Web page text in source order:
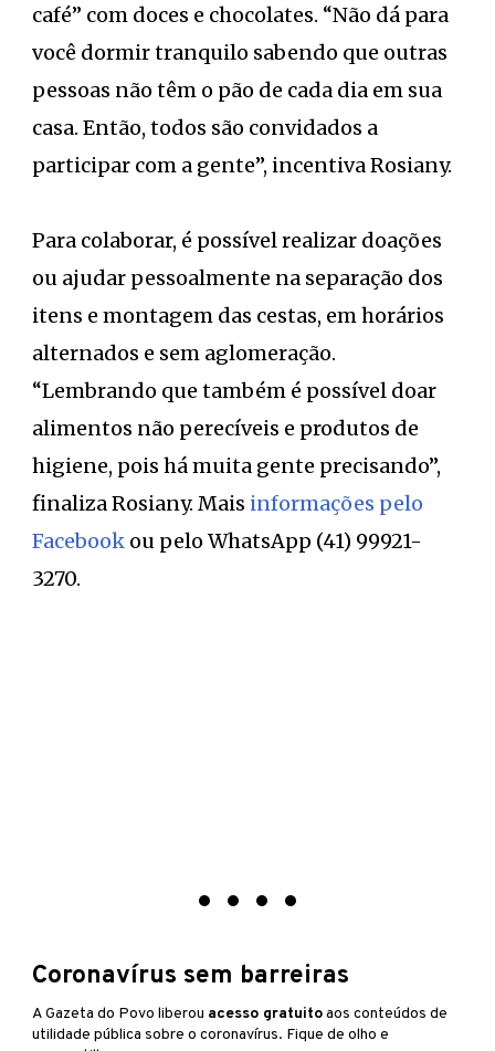
café” com doces e chocolates. “Não dá para
você dormir tranquilo sabendo que outras
pessoas não têm o pão de cada dia em sua
casa. Então, todos são convidados a
participar com a gente”, incentiva Rosiany.
Para colaborar, é possível realizar doações
ou ajudar pessoalmente na separação dos
itens e montagem das cestas, em horários
alternados e sem aglomeração.
“Lembrando que também é possível doar
alimentos não perecíveis e produtos de
higiene, pois há muita gente precisando”,
finaliza Rosiany. Mais informações pelo
Facebook ou pelo WhatsApp (41) 99921-
3270.
Coronavírus sem barreiras
A Gazeta do Povo liberou acesso gratuitoaos conteúdos de
utilidade pública sobre o coronavírus. Fique de olho e